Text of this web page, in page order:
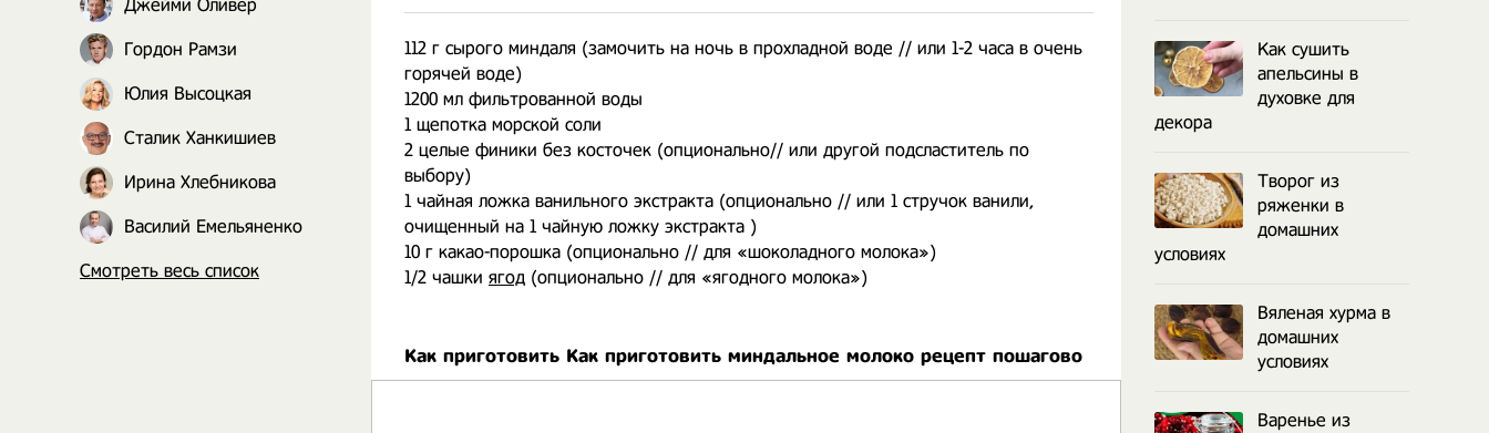
112 г сырого миндаля (замочить на ночь в прохладной воде // или 1-2 часа в очень
горячей воде)
1200 мл фильтрованной воды
1 щепотка морской соли
2 целые финики без косточек (опционально// или другой подсластитель по
выбору)
1 чайная ложка ванильного экстракта (опционально // или 1 стручок ванили,
очищенный на 1 чайную ложку экстракта )
10 г какао-порошка (опционально // для «шоколадного молока»)
1/2 чашки ягод (опционально // для «ягодного молока»)
Как приготовить Как приготовить миндальное молоко рецепт пошагово
Джейми Оливер
Гордон Рамзи
Юлия Высоцкая
Сталик Ханкишиев
Ирина Хлебникова
Василий Емельяненко
Смотреть весь список
Как сушить
апельсины в
духовке для
декора
Творог из
ряженки в
домашних
условиях
Вяленая хурма в
домашних
условиях
Варенье из